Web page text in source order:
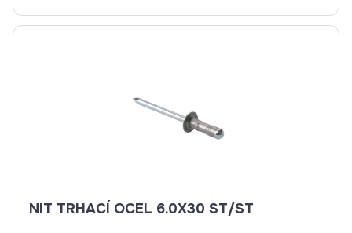
NIT TRHACÍ OCEL 6.0X30 ST/ST